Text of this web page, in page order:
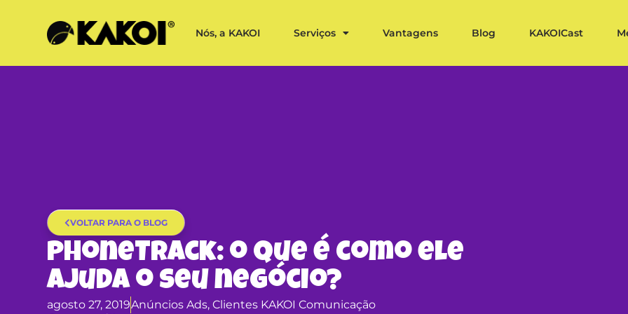
Nós, a KAKOI Serviços Vantagens Blog KAKOICast
VOLTAR PARA O BLOG
PhoneTrack: o que é como ele
ajuda o seu negócio?
agosto 27, 2019Anúncios Ads,Clientes KAKOI Comunicação